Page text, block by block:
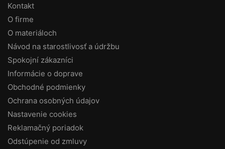
Kontakt
O firme
O materiáloch
Návod na starostlivosť a údržbu
Spokojní zákazníci
Informácie o doprave
Obchodné podmienky
Ochrana osobných údajov
Nastavenie cookies
Reklamačný poriadok
Odstúpenie od zmluvy